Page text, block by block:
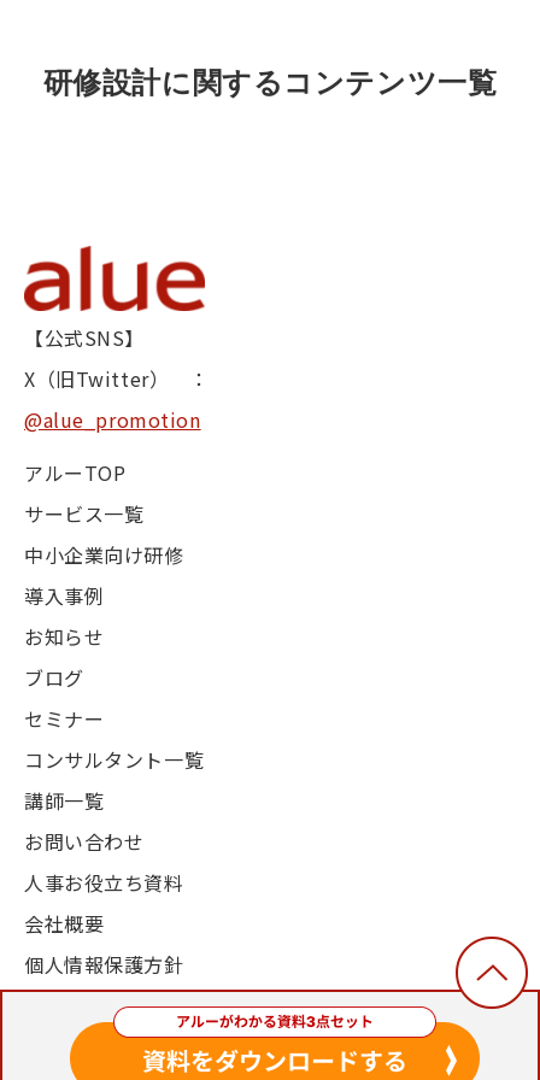
研修設計に関するコンテンツ一覧
【公式SNS】
X（旧Twitter） ：
@alue_promotion
アルーTOP
サービス一覧
中小企業向け研修
導入事例
お知らせ
ブログ
セミナー
コンサルタント一覧
講師一覧
お問い合わせ
人事お役立ち資料
会社概要
個人情報保護方針
© 2003-2024, Alue Co., Ltd. All Rights Reserved.